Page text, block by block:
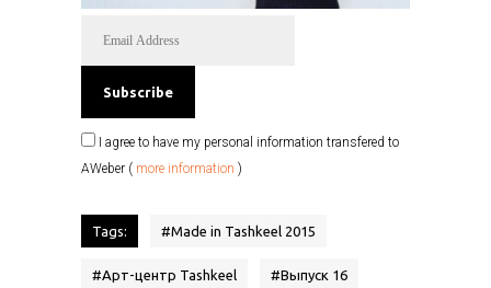
I agree to have my personal information transfered to
AWeber ( more information )
Tags: #Made in Tashkeel 2015
#Арт-центр Tashkeel #Выпуск 16